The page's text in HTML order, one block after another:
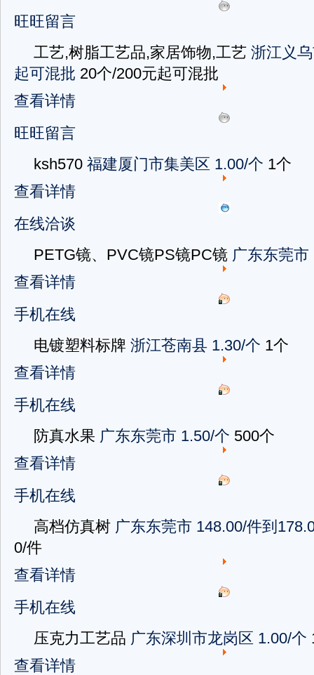
旺旺留言
工艺,树脂工艺品,家居饰物,工艺 浙江义
起可混批 20个/200元起可混批
查看详情
旺旺留言
ksh570 福建厦门市集美区 1.00/个 1个
查看详情
在线洽谈
PETG镜、PVC镜PS镜PC镜 广东东莞市
查看详情
手机在线
电镀塑料标牌 浙江苍南县 1.30/个 1个
查看详情
手机在线
防真水果 广东东莞市 1.50/个 500个
查看详情
手机在线
高档仿真树 广东东莞市 148.00/件到
0/件
查看详情
手机在线
压克力工艺品 广东深圳市龙岗区 1.00/个
查看详情